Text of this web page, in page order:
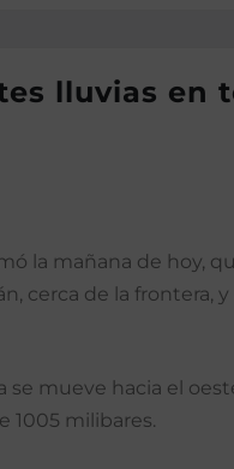
lluvias en
la mañana de hoy,
cerca de la
mueve hacia el
1005 milibares.